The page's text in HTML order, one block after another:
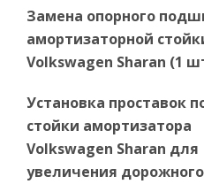
Замена опорного
амортизаторной
Volkswagen Sharan (1
Установка проставок
стойки амортизатора
Volkswagen Sharan для
увеличения дорожного